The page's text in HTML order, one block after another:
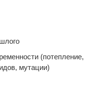
(потепление,
мутации)